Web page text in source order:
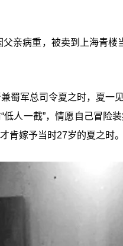
亲病重，被卖到上海青楼
蜀军总司令夏之时，夏一
低人一截”，情愿自己冒
肯嫁予当时27岁的夏之时。